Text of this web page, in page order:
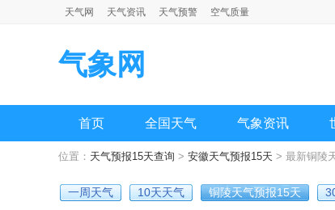
天气网 天气资讯 天气预警 空气质量
气象网
首页 全国天气 气象资讯
位置： 天气预报15天查询 > 安徽天气预报15天 > 最新铜陵
一周天气 10天天气 铜陵天气预报15天